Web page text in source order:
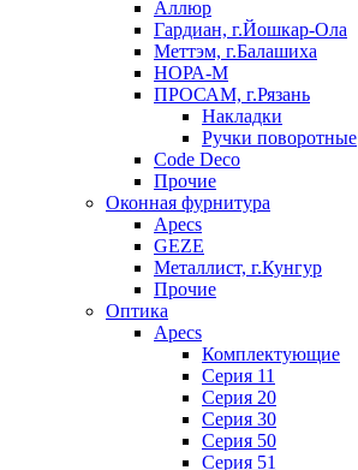
Аллюр
Гардиан, г.Йошкар-Ола
Меттэм, г.Балашиха
НОРА-М
ПРОСАМ, г.Рязань
Накладки
Ручки поворотные
Code Deco
Прочие
Оконная фурнитура
Apecs
GEZE
Металлист, г.Кунгур
Прочие
Оптика
Apecs
Комплектующие
Серия 11
Серия 20
Серия 30
Серия 50
Серия 51